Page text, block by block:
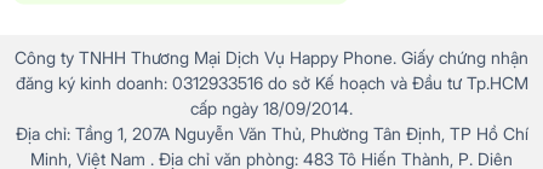
Công ty TNHH Thương Mại Dịch Vụ Happy Phone. Giấy chứng nhận
đăng ký kinh doanh: 0312933516 do sở Kế hoạch và Đầu tư Tp.HCM
cấp ngày 18/09/2014.
Địa chỉ: Tầng 1, 207A Nguyễn Văn Thủ, Phường Tân Định, TP Hồ Chí
Minh, Việt Nam . Địa chỉ văn phòng: 483 Tô Hiến Thành, P. Diên